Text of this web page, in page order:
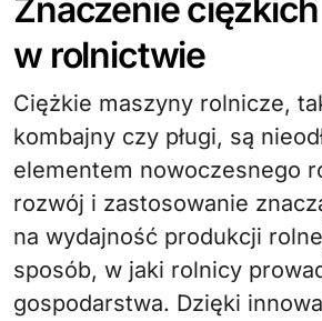
Znaczenie
w rolnictwie
Ciężkie maszyny rolnicze,
kombajny czy pługi, są
elementem nowoczesnego
rozwój i zastosowanie
na wydajność produkcji
sposób, w jaki rolnicy
gospodarstwa. Dzięki